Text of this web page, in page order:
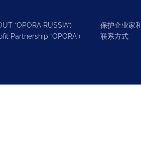
“OPORA RUSSIA”)
Partnership “OPORA”)
保护企业家
联系方式